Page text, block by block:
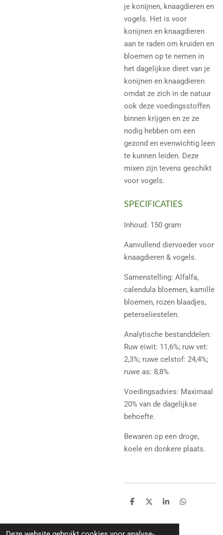
je konijnen, knaagdieren en
vogels. Het is voor
konijnen en knaagdieren
aan te raden om kruiden en
bloemen op te nemen in
het dagelijkse dieet van je
konijnen en knaagdieren
omdat ze zich in de natuur
ook deze voedingsstoffen
binnen krijgen en ze ze
nodig hebben om een
gezond en evenwichtig leen
te kunnen leiden. Deze
mixen zijn tevens geschikt
voor vogels.
SPECIFICATIES
Inhoud: 150 gram
Aanvullend diervoeder voor
knaagdieren & vogels.
Samenstelling: Alfalfa,
calendula bloemen, kamille
bloemen, rozen blaadjes,
peterseliestelen.
Analytische bestanddelen:
Ruw eiwit: 11,6%; ruw vet:
2,3%; ruwe celstof: 24,4%;
ruwe as: 8,8%
Voedingsadvies: Maximaal
20% van de dagelijkse
behoefte.
Bewaren op een droge,
koele en donkere plaats.
D
D
S
D